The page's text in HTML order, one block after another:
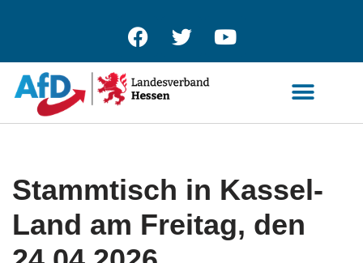
Inhalt
springen
Stammtisch in Kassel-
Land am Freitag, den